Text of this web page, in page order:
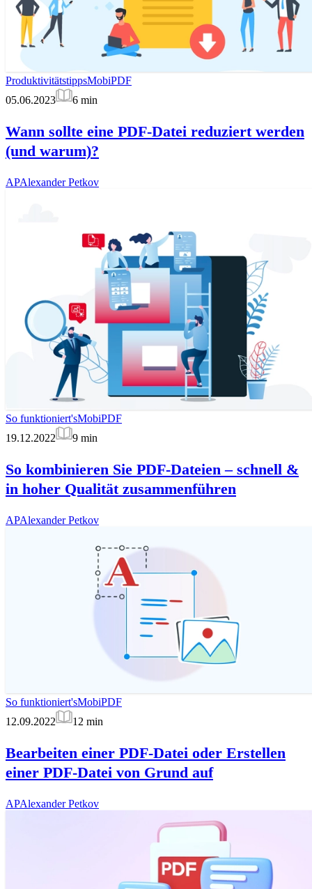
ProduktivitätstippsMobiPDF
05.06.2023
6 min
Wann sollte eine PDF-Datei reduziert werden
(und warum)?
APAlexander Petkov
So funktioniert'sMobiPDF
19.12.2022
9 min
So kombinieren Sie PDF-Dateien – schnell &
in hoher Qualität zusammenführen
APAlexander Petkov
So funktioniert'sMobiPDF
12.09.2022
12 min
Bearbeiten einer PDF-Datei oder Erstellen
einer PDF-Datei von Grund auf
APAlexander Petkov